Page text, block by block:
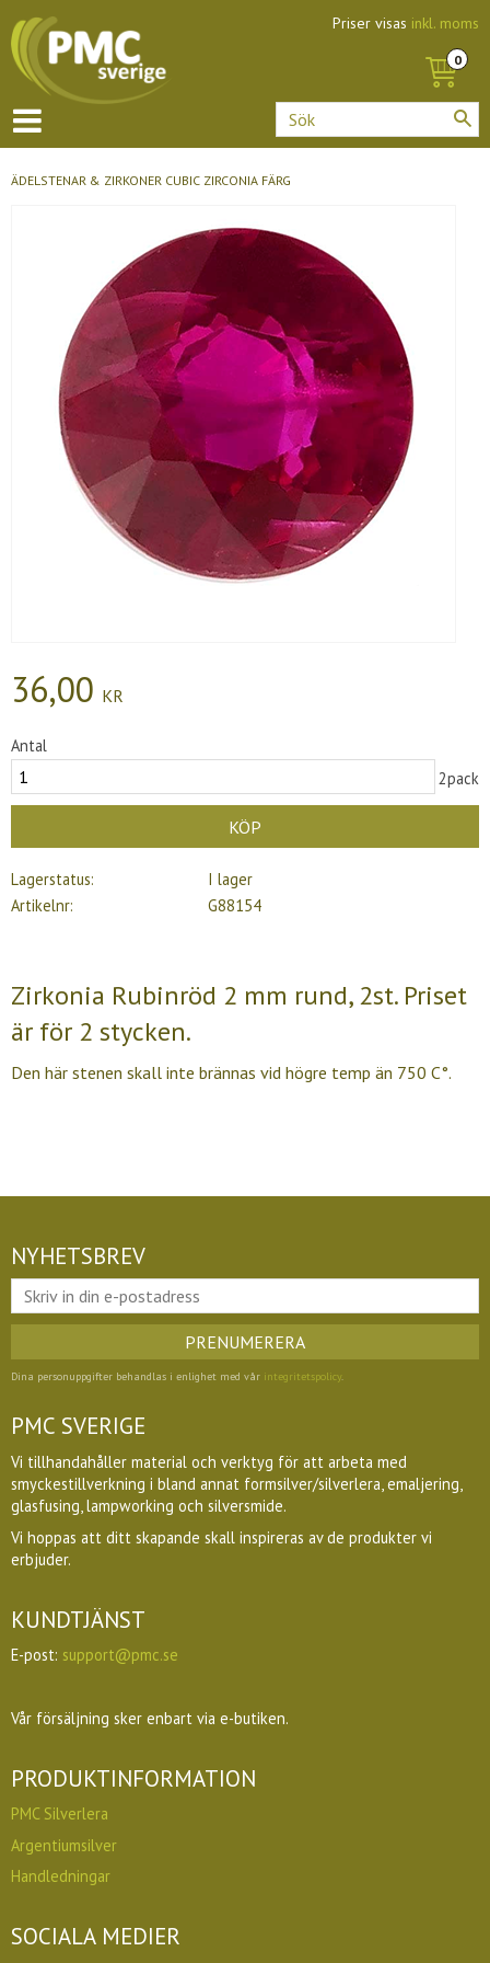
Priser visas inkl. moms
ÄDELSTENAR & ZIRKONER CUBIC ZIRCONIA FÄRG
36,00 KR
Antal
2pack
KÖP
Lagerstatus
I lager
Artikelnr
G88154
Zirkonia Rubinröd 2 mm rund, 2st. Priset
är för 2 stycken.
Den här stenen skall inte brännas vid högre temp än 750 C°.
NYHETSBREV
PRENUMERERA
Dina personuppgifter behandlas i enlighet med vår integritetspolicy.
PMC SVERIGE
Vi tillhandahåller material och verktyg för att arbeta med
smyckestillverkning i bland annat formsilver/silverlera, emaljering,
glasfusing, lampworking och silversmide.
Vi hoppas att ditt skapande skall inspireras av de produkter vi
erbjuder.
KUNDTJÄNST
E-post: support@pmc.se
Vår försäljning sker enbart via e-butiken.
PRODUKTINFORMATION
PMC Silverlera
Argentiumsilver
Handledningar
SOCIALA MEDIER